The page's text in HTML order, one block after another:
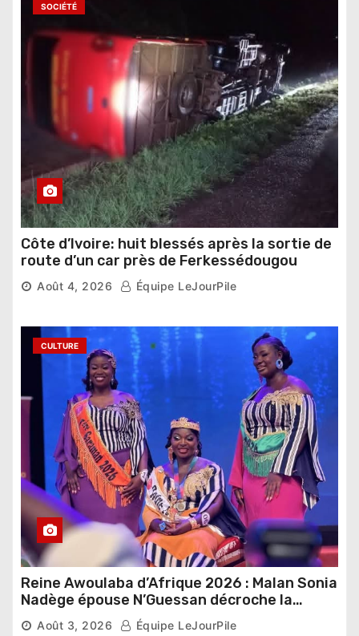
SOCIÉTÉ
Côte d’Ivoire: huit blessés après la sortie de
route d’un car près de Ferkessédougou
Août 4, 2026 Équipe LeJourPile
CULTURE
Reine Awoulaba d’Afrique 2026 : Malan Sonia
Nadège épouse N’Guessan décroche la
couronne
Août 3, 2026 Équipe LeJourPile